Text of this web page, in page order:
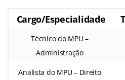
Cargo/Especialidade
Técnico do MPU –
Administração
Analista do MPU – Direito